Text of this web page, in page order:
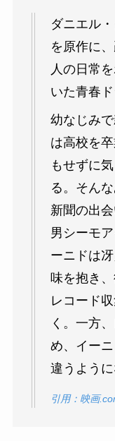
ダニエル
を原作に
人の日常
いた青春ド
幼なじみ
は高校を
もせずに
る。そん
新聞の出
男シーモ
ーニドは
味を抱き
レコード
く。一方
め、イー
違うように
引用：映画